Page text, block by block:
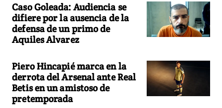
Caso Goleada: Audiencia se
difiere por la ausencia de la
defensa de un primo de
Aquiles Alvarez
Piero Hincapié marca en la
derrota del Arsenal ante Real
Betis en un amistoso de
pretemporada